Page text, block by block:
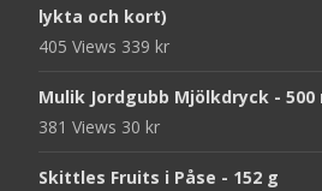
lykta och kort)
405 Views 339 kr
Mulik Jordgubb Mjölkdryck - 500
381 Views 30 kr
Skittles Fruits i Påse - 152 g